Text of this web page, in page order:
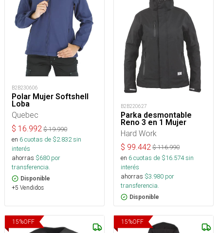
B2B230606
Polar Mujer Softshell
Loba
Quebec
$ 16.992 $19.990
en 6cuotas de $2.832sin
interés
ahorras $680 por
transferencia.
Disponible
+5 Vendidos
B2B220627
Parka desmontable
Reno 3 en 1 Mujer
Hard Work
$ 99.442 $116.990
en 6cuotas de $16.574sin
interés
ahorras $3.980 por
transferencia.
Disponible
15%OFF 15%OFF